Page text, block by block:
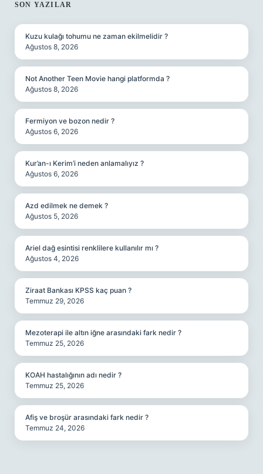
SIDEBAR
SON YAZILAR
Kuzu kulağı tohumu ne zaman ekilmelidir ?
Ağustos 8, 2026
Not Another Teen Movie hangi platformda ?
Ağustos 8, 2026
Fermiyon ve bozon nedir ?
Ağustos 6, 2026
Kur’an-ı Kerim’i neden anlamalıyız ?
Ağustos 6, 2026
Azd edilmek ne demek ?
Ağustos 5, 2026
Ariel dağ esintisi renklilere kullanılır mı ?
Ağustos 4, 2026
Ziraat Bankası KPSS kaç puan ?
Temmuz 29, 2026
Mezoterapi ile altın iğne arasındaki fark nedir ?
Temmuz 25, 2026
KOAH hastalığının adı nedir ?
Temmuz 25, 2026
Afiş ve broşür arasındaki fark nedir ?
Temmuz 24, 2026